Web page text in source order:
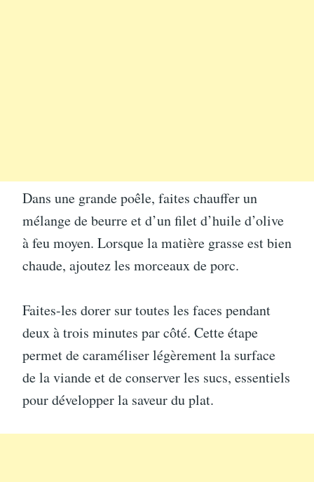
Dans une grande poêle, faites chauffer un
mélange de beurre et d’un filet d’huile d’olive
à feu moyen. Lorsque la matière grasse est bien
chaude, ajoutez les morceaux de porc.
Faites-les dorer sur toutes les faces pendant
deux à trois minutes par côté. Cette étape
permet de caraméliser légèrement la surface
de la viande et de conserver les sucs, essentiels
pour développer la saveur du plat.